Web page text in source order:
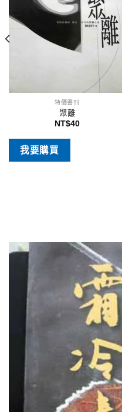
特價書刊
聚離
NT$40
我要購買